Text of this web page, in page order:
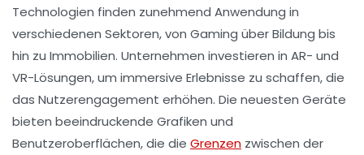
Technologien finden zunehmend Anwendung in
verschiedenen Sektoren, von Gaming über Bildung bis
hin zu Immobilien. Unternehmen investieren in AR- und
VR-Lösungen, um immersive Erlebnisse zu schaffen, die
das Nutzerengagement erhöhen. Die neuesten Geräte
bieten beeindruckende Grafiken und
Benutzeroberflächen, die die Grenzen zwischen der